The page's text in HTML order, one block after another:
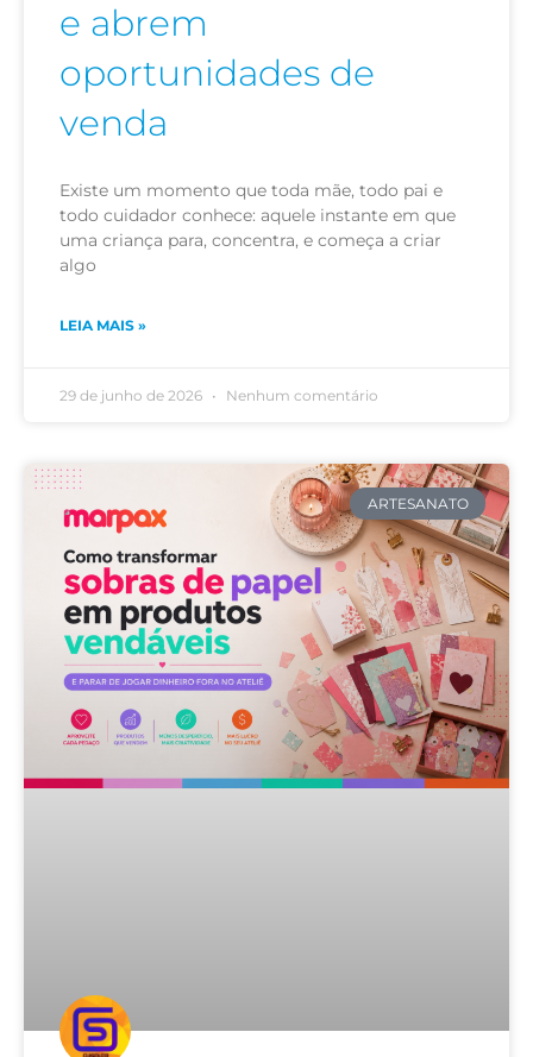
e abrem
oportunidades de
venda
Existe um momento que toda mãe, todo pai e
todo cuidador conhece: aquele instante em que
uma criança para, concentra, e começa a criar
algo
LEIA MAIS »
29 de junho de 2026 Nenhum comentário
ARTESANATO